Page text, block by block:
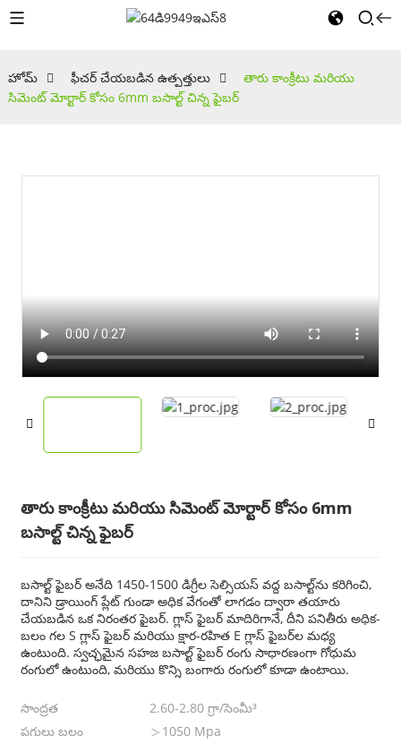
హోమ్ ఫీచర్ చేయబడిన ఉత్పత్తులు
తారు కాంక్రీటు మరియు
సిమెంట్ మోర్టార్ కోసం 6mm బసాల్ట్ చిన్న ఫైబర్
తారు కాంక్రీటు మరియు సిమెంట్ మోర్టార్ కోసం 6mm
బసాల్ట్ చిన్న ఫైబర్
బసాల్ట్ ఫైబర్ అనేది 1450-1500 డిగ్రీల సెల్సియస్ వద్ద బసాల్ట్‌ను కరిగించి,
దానిని డ్రాయింగ్ ప్లేట్ గుండా అధిక వేగంతో లాగడం ద్వారా తయారు
చేయబడిన ఒక నిరంతర ఫైబర్. గ్లాస్ ఫైబర్ మాదిరిగానే, దీని పనితీరు అధిక-
బలం గల S గ్లాస్ ఫైబర్ మరియు క్షార-రహిత E గ్లాస్ ఫైబర్‌ల మధ్య
ఉంటుంది. స్వచ్ఛమైన సహజ బసాల్ట్ ఫైబర్ రంగు సాధారణంగా గోధుమ
రంగులో ఉంటుంది, మరియు కొన్ని బంగారు రంగులో కూడా ఉంటాయి.
సాంద్రత
2.60-2.80 గ్రా/సెంమీ³
పగులు బలం
＞1050 Mpa